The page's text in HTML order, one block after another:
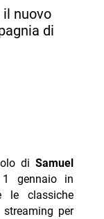
il nuovo
di
diSamuel
gennaio in
le classiche
per